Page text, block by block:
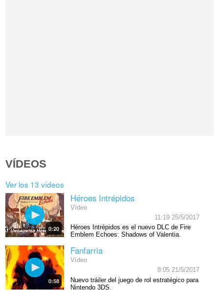
VÍDEOS
Ver los 13 vídeos
0:20
Héroes Intrépidos
Vídeo
11:19 25/5/2017
Héroes Intrépidos es el nuevo DLC de Fire
Emblem Echoes: Shadows of Valentia.
0:58
Fanfarria
Vídeo
8:05 21/5/2017
Nuevo tráiler del juego de rol estratégico para
Nintendo 3DS.